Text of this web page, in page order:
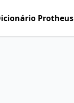
Protheus